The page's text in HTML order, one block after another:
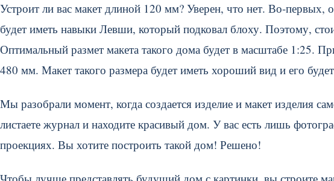
Устроит ли вас макет длиной 120 мм? Уверен, что нет. Во-
будет иметь навыки Левши, который подковал блоху. Поэтому,
Оптимальный размет макета такого дома будет в масштабе 1:25.
480 мм. Макет такого размера будет иметь хороший вид и его будет
Мы разобрали момент, когда создается изделие и макет изделия
листаете журнал и находите красивый дом. У вас есть лишь
проекциях. Вы хотите построить такой дом! Решено!